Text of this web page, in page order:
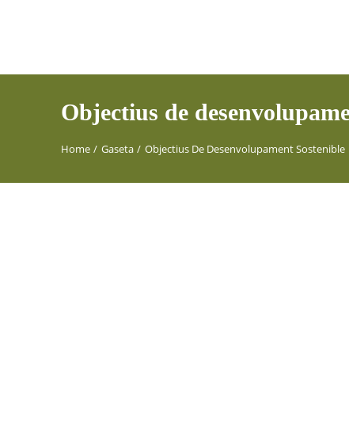
Objectius de
Home Gaseta Objectius De Desenvolupament Sostenible